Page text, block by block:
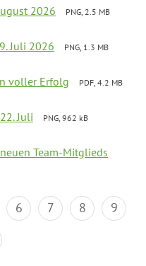
2026
PNG, 2.5 MB
Juli 2026
PNG, 1.3 MB
voller Erfolg
PDF, 4.2 MB
Juli
PNG, 962 kB
Team-Mitglieds
6 7 8
9